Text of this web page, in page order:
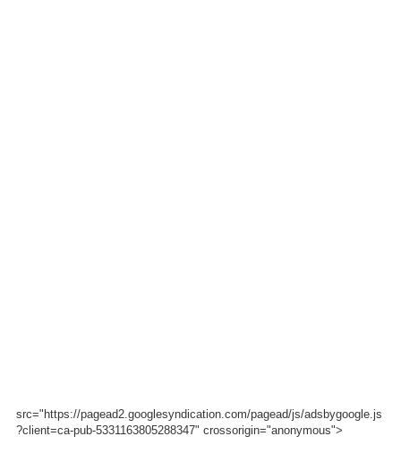
src="https://pagead2.googlesyndication.com/pagead/js/adsbygoogle.js
?client=ca-pub-5331163805288347" crossorigin="anonymous">